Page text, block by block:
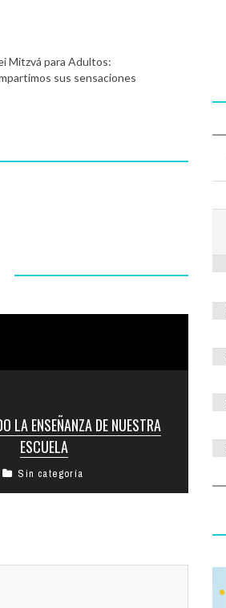
Mitzvá para Adultos:
sus sensaciones
LA ENSEÑANZA DE NUESTRA
ESCUELA
actividad en la creación y
de recursos educativos e
Sin categoría